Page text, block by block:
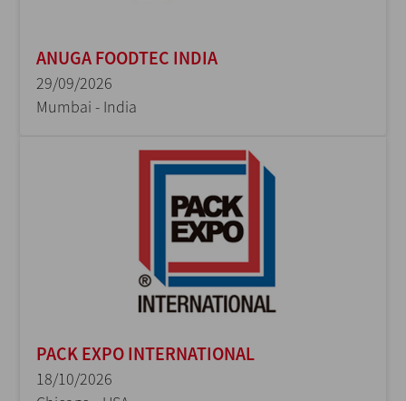
ANUGA FOODTEC INDIA
29/09/2026
Mumbai - India
PACK EXPO INTERNATIONAL
18/10/2026